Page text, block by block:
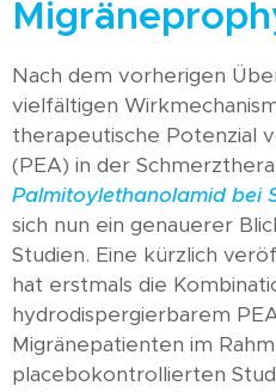
Nach dem vorherigen
vielfältigen
therapeutische Potenzial
(PEA) in der
Palmitoylethanolamid bei
sich nun ein genauerer
Studien. Eine kürzlich
hat erstmals die
hydrodispergierbarem
Migränepatienten im
placebokontrollierten